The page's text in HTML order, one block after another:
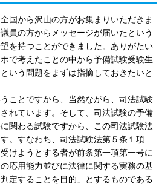
国から沢山の方がお集まりいただきま
員の方からメッセージが届いたという
を持つことができました。ありがたい
で考えたことの中から予備試験受験生
いう問題をまずは指摘しておきたいと
ことですから、当然ながら、司法試験
れています。そして、司法試験の予備
関わる試験ですから、この司法試験法
。すなわち、司法試験法第５条１項
けようとする者が前条第一項第一号に
応用能力並びに法律に関する実務の基
定することを目的」とするものである